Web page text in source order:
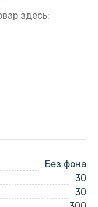
здесь:
Без фона
30
30